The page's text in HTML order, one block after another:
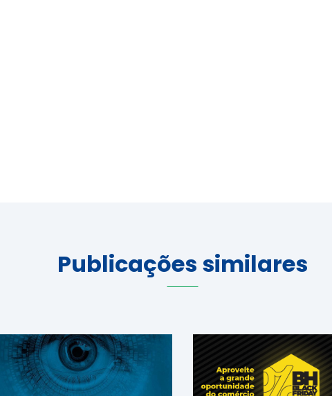
Publicações similares